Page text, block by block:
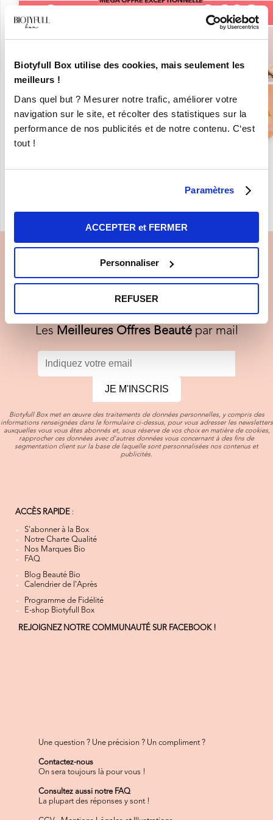
Biotyfull Box utilise des cookies, mais seulement les
meilleurs !
Dans quel but ? Mesurer notre trafic, améliorer votre
navigation sur le site, et récolter des statistiques sur la
performance de nos publicités et de notre contenu. C‘est
tout !
Paramètres
ACCEPTER et FERMER
Personnaliser
REFUSER
MARQUES BIO ET
Inscrivez-vous à laNewsletter
Biotyfull Box !
Les Meilleures Offres Beautépar mail
JE M'INSCRIS
Biotyfull Box met en œuvre des traitements de données personnelles, y compris des
informations renseignées dans le formulaire ci-dessus, pour vous adresser les newsletters
auxquelles vous vous êtes abonnés et, sous réserve de vos choix en matière de cookies,
rapprocher ces données avec d’autres données vous concernant à des fins de
segmentation client sur la base de laquelle sont personnalisées nos contenus et
publicités.
ACCÈS RAPIDE :
S'abonner à la Box
Notre Charte Qualité
Nos Marques Bio
FAQ
Blog Beauté Bio
Calendrier de l'Après
Programme de Fidélité
E-shop Biotyfull Box
REJOIGNEZ NOTRE COMMUNAUTÉ SUR FACEBOOK !
Une question ? Une précision ? Un compliment ?
Contactez-nous
On sera toujours là pour vous !
Consultez aussi notre FAQ
La plupart des réponses y sont !